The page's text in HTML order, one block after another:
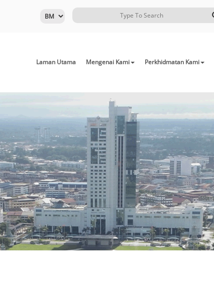
Laman Utama Mengenai Kami Perkhidmatan Kami